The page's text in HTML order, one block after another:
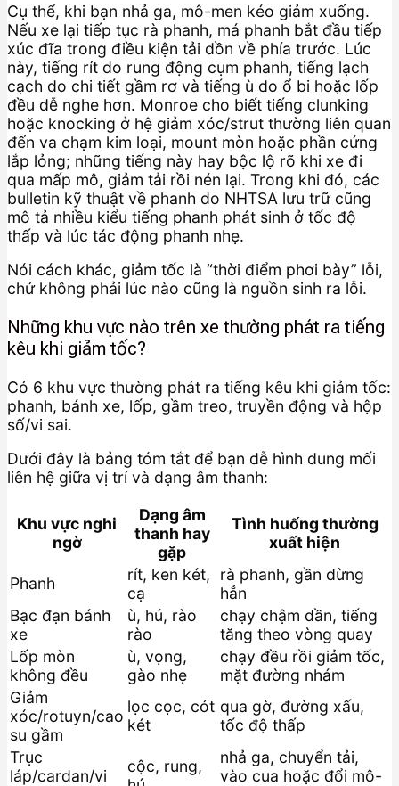
Cụ thể, khi bạn nhả ga, mô-men kéo giảm xuống.
Nếu xe lại tiếp tục rà phanh, má phanh bắt đầu tiếp
xúc đĩa trong điều kiện tải dồn về phía trước. Lúc
này, tiếng rít do rung động cụm phanh, tiếng lạch
cạch do chi tiết gầm rơ và tiếng ù do ổ bi hoặc lốp
đều dễ nghe hơn. Monroe cho biết tiếng clunking
hoặc knocking ở hệ giảm xóc/strut thường liên quan
đến va chạm kim loại, mount mòn hoặc phần cứng
lắp lỏng; những tiếng này hay bộc lộ rõ khi xe đi
qua mấp mô, giảm tải rồi nén lại. Trong khi đó, các
bulletin kỹ thuật về phanh do NHTSA lưu trữ cũng
mô tả nhiều kiểu tiếng phanh phát sinh ở tốc độ
thấp và lúc tác động phanh nhẹ.
Nói cách khác, giảm tốc là “thời điểm phơi bày” lỗi,
chứ không phải lúc nào cũng là nguồn sinh ra lỗi.
Những khu vực nào trên xe thường phát ra tiếng
kêu khi giảm tốc?
Có 6 khu vực thường phát ra tiếng kêu khi giảm tốc:
phanh, bánh xe, lốp, gầm treo, truyền động và hộp
số/vi sai.
Dưới đây là bảng tóm tắt để bạn dễ hình dung mối
liên hệ giữa vị trí và dạng âm thanh:
Khu vực nghi
ngờ
Dạng âm
thanh hay
gặp
Tình huống thường
xuất hiện
Phanh
rít, ken két,
cạ
rà phanh, gần dừng
hẳn
Bạc đạn bánh
xe
ù, hú, rào
rào
chạy chậm dần, tiếng
tăng theo vòng quay
Lốp mòn
không đều
ù, vọng,
gào nhẹ
chạy đều rồi giảm tốc,
mặt đường nhám
Giảm
xóc/rotuyn/cao
su gầm
lọc cọc, cót
két
qua gờ, đường xấu,
tốc độ thấp
Trục
láp/cardan/vi
cộc, rung,
nhả ga, chuyển tải,
vào cua hoặc đổi mô-